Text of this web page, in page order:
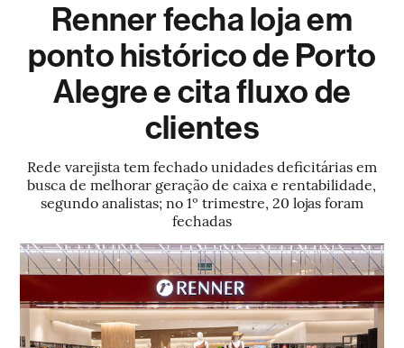
Renner fecha loja em
ponto histórico de Porto
Alegre e cita fluxo de
clientes
Rede varejista tem fechado unidades deficitárias em
busca de melhorar geração de caixa e rentabilidade,
segundo analistas; no 1º trimestre, 20 lojas foram
fechadas